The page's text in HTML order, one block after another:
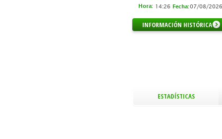
Hora: 14:26 Fecha:07/08/2026
INFORMACIÓN HISTÓRICA
ESTADÍSTICAS